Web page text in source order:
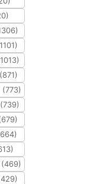
(773)
(469)